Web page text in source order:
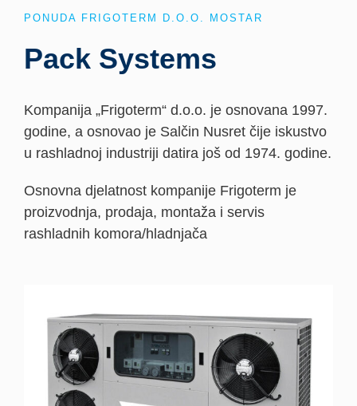
PONUDA FRIGOTERM D.O.O. MOSTAR
Pack Systems
Kompanija „Frigoterm“ d.o.o. je osnovana 1997.
godine, a osnovao je Salčin Nusret čije iskustvo
u rashladnoj industriji datira još od 1974. godine.
Osnovna djelatnost kompanije Frigoterm je
proizvodnja, prodaja, montaža i servis
rashladnih komora/hladnjača